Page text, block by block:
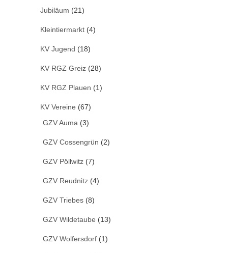
Jubiläum (21)
Kleintiermarkt (4)
KV Jugend (18)
KV RGZ Greiz (28)
KV RGZ Plauen (1)
KV Vereine (67)
GZV Auma (3)
GZV Cossengrün (2)
GZV Pöllwitz (7)
GZV Reudnitz (4)
GZV Triebes (8)
GZV Wildetaube (13)
GZV Wolfersdorf (1)